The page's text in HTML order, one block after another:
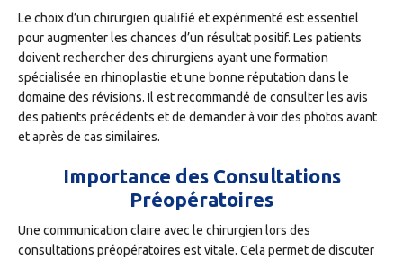
Le choix d’un chirurgien qualifié et expérimenté est essentiel
pour augmenter les chances d’un résultat positif. Les patients
doivent rechercher des chirurgiens ayant une formation
spécialisée en rhinoplastie et une bonne réputation dans le
domaine des révisions. Il est recommandé de consulter les avis
des patients précédents et de demander à voir des photos avant
et après de cas similaires.
Importance des Consultations
Préopératoires
Une communication claire avec le chirurgien lors des
consultations préopératoires est vitale. Cela permet de discuter